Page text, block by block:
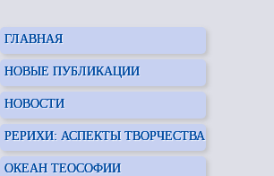
ГЛАВНАЯ
НОВЫЕ ПУБЛИКАЦИИ
НОВОСТИ
РЕРИХИ: АСПЕКТЫ ТВОРЧЕСТВА
ОКЕАН ТЕОСОФИИ